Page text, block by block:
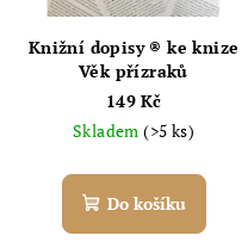
Knižní dopisy ® ke knize
Věk přízraků
149 Kč
Skladem(>5 ks)
Do košíku